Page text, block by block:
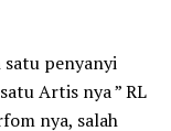
satu penyanyi
Artis nya ” RL
nya, salah